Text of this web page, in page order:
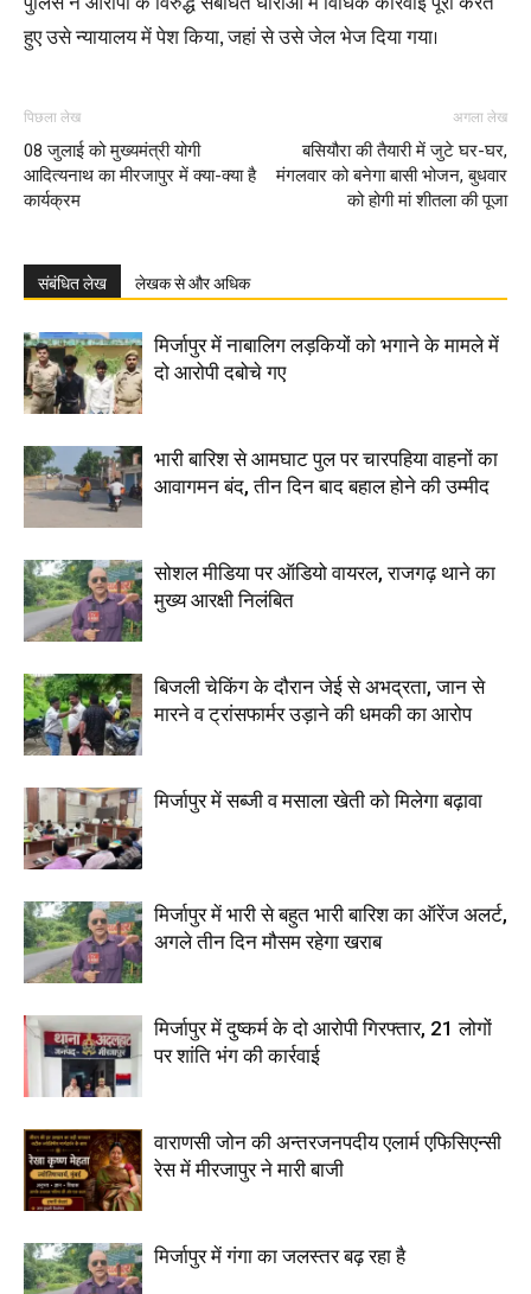
हुए उसे न्यायालय में पेश किया, जहां से उसे जेल भेज दिया गया।
पिछला लेख
08 जुलाई को मुख्यमंत्री योगी
आदित्यनाथ का मीरजापुर में क्या-क्या है
कार्यक्रम
अगला लेख
बसियौरा की तैयारी में जुटे घर-घर,
मंगलवार को बनेगा बासी भोजन, बुधवार
को होगी मां शीतला की पूजा
संबंधित लेख लेखक से और अधिक
मिर्जापुर में नाबालिग लड़कियों को भगाने के मामले में
दो आरोपी दबोचे गए
भारी बारिश से आमघाट पुल पर चारपहिया वाहनों का
आवागमन बंद, तीन दिन बाद बहाल होने की उम्मीद
सोशल मीडिया पर ऑडियो वायरल, राजगढ़ थाने का
मुख्य आरक्षी निलंबित
बिजली चेकिंग के दौरान जेई से अभद्रता, जान से
मारने व ट्रांसफार्मर उड़ाने की धमकी का आरोप
मिर्जापुर में सब्जी व मसाला खेती को मिलेगा बढ़ावा
मिर्जापुर में भारी से बहुत भारी बारिश का ऑरेंज अलर्ट,
अगले तीन दिन मौसम रहेगा खराब
मिर्जापुर में दुष्कर्म के दो आरोपी गिरफ्तार, 21 लोगों
पर शांति भंग की कार्रवाई
वाराणसी जोन की अन्तरजनपदीय एलार्म एफिसिएन्सी
रेस में मीरजापुर ने मारी बाजी
मिर्जापुर में गंगा का जलस्तर बढ़ रहा है